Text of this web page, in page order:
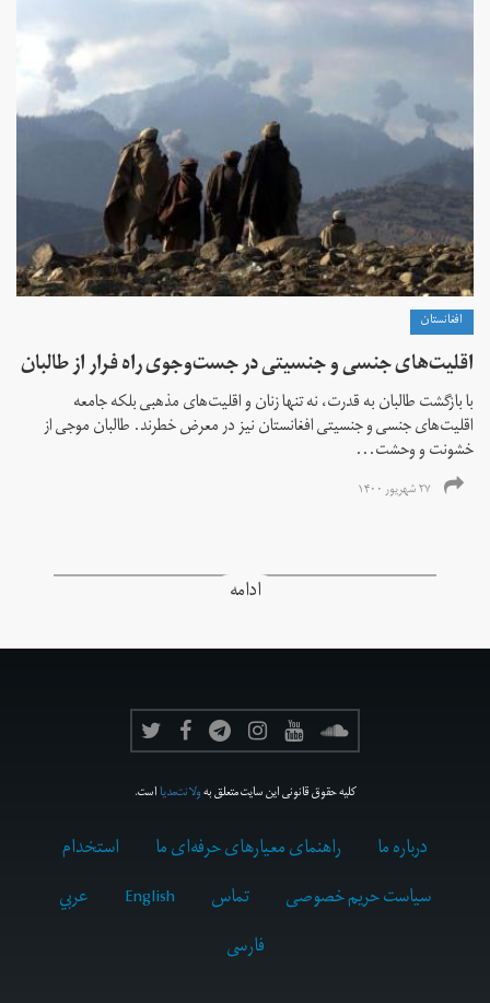
افغانستان
اقلیت‌های جنسی و جنسیتی در جست‌و‌جوی راه فرار از طالبان
با بازگشت طالبان به قدرت، نه تنها زنان و اقلیت‌های مذهبی بلکه جامعه
اقلیت‌های جنسی و جنسیتی افغانستان نیز در معرض خطرند. طالبان موجی از
خشونت و وحشت...
۲۷ شهریور ۱۴۰۰
ادامه
کلیه حقوق قانونی این سایت متعلق بهولانت‌مدیااست.
درباره ما راهنمای معیارهای حرفه‌ای ما
استخدام
سیاست حریم خصوصی
تماس English
عربي
فارسى